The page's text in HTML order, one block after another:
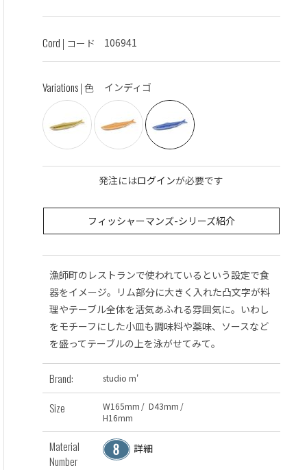
Cord | コード 106941
Variations| 色 インディゴ
発注にはログインが必要です
フィッシャーマンズ-シリーズ紹介
漁師町のレストランで使われているという設定で食
器をイメージ。リム部分に大きく入れた凸文字が料
理やテーブル全体を活気あふれる雰囲気に。いわし
をモチーフにした小皿も調味料や薬味、ソースなど
を盛ってテーブルの上を泳がせてみて。
Brand: studio m'
Size W165mm / D43mm /
H16mm
Material
Number
詳細